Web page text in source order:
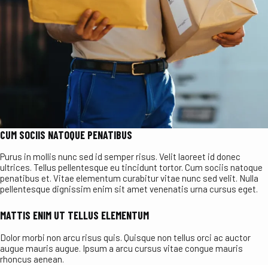
CUM SOCIIS NATOQUE PENATIBUS
Purus in mollis nunc sed id semper risus. Velit laoreet id donec
ultrices. Tellus pellentesque eu tincidunt tortor. Cum sociis natoque
penatibus et. Vitae elementum curabitur vitae nunc sed velit. Nulla
pellentesque dignissim enim sit amet venenatis urna cursus eget.
MATTIS ENIM UT TELLUS ELEMENTUM
Dolor morbi non arcu risus quis. Quisque non tellus orci ac auctor
augue mauris augue. Ipsum a arcu cursus vitae congue mauris
rhoncus aenean.